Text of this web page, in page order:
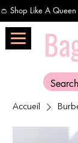
👛 Shop Like A
Accueil